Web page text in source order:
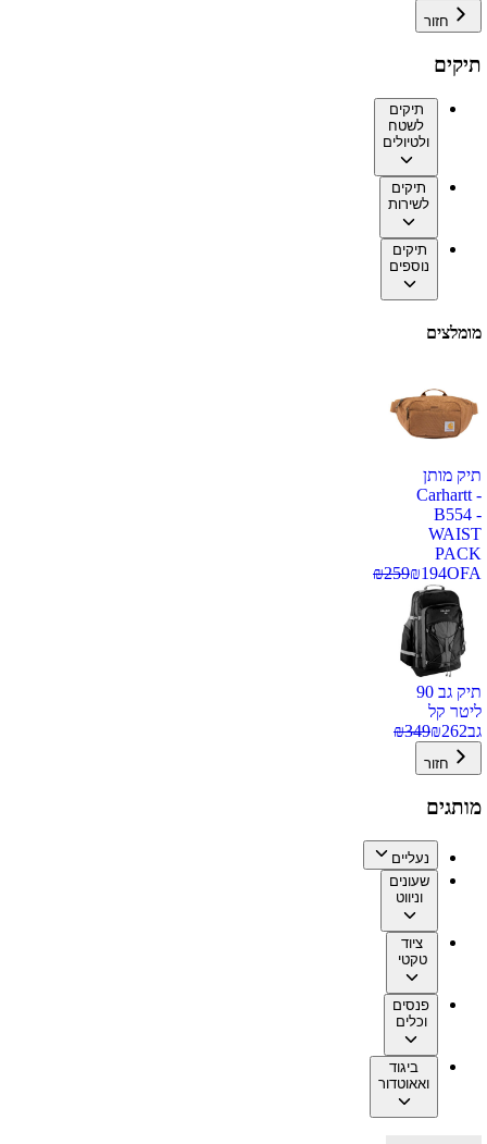
חזור
תיקים
תיקים
לשטח
ולטיולים
תיקים
לשירות
תיקים
נוספים
מומלצים
תיק מותן
Carhartt -
B554 -
WAIST
PACK
OFA
₪194
₪259
תיק גב 90
ליטר קל
גב
₪262
₪349
חזור
מותגים
נעליים
שעונים
וניווט
ציוד
טקטי
פנסים
וכלים
ביגוד
ואאוטדור